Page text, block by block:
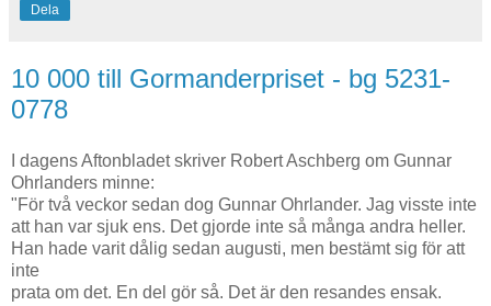
Dela
10 000 till Gormanderpriset - bg 5231-
0778
I dagens Aftonbladet skriver Robert Aschberg om Gunnar
Ohrlanders minne:
"För två veckor sedan dog Gunnar Ohrlander. Jag visste inte
att han var sjuk ens. Det gjorde inte så många andra heller.
Han hade varit dålig sedan augusti, men bestämt sig för att
inte
prata om det. En del gör så. Det är den resandes ensak.